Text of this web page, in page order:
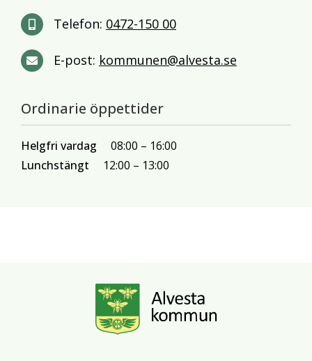
Telefon: 0472-150 00
E-post: kommunen@alvesta.se
Ordinarie öppettider
Helgfri vardag 08:00
16:00
Lunchstängt
12:00 13:00